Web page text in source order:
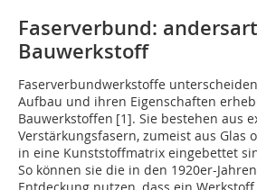
Faserverbund:
Bauwerkstoff
Faserverbundwerkstoffe
Aufbau und ihren Eigenschaften
Bauwerkstoffen [1]. Sie bestehen aus
Verstärkungsfasern, zumeist aus Glas
in eine Kunststoffmatrix eingebettet
So können sie die in den 1920er-